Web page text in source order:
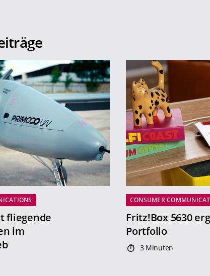
fliegende
im
CONSUMER
Fritz!Box 5630
Portfolio
3 Minuten